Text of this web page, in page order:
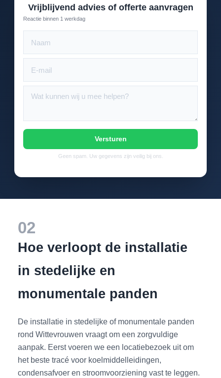
Vrijblijvend advies of offerte aanvragen
Reactie binnen 1 werkdag
Versturen
Geen spam. Uw gegevens zijn veilig bij ons.
02
Hoe verloopt de installatie
in stedelijke en
monumentale panden
De installatie in stedelijke of monumentale panden
rond Wittevrouwen vraagt om een zorgvuldige
aanpak. Eerst voeren we een locatiebezoek uit om
het beste tracé voor koelmiddelleidingen,
condensafvoer en stroomvoorziening vast te leggen.